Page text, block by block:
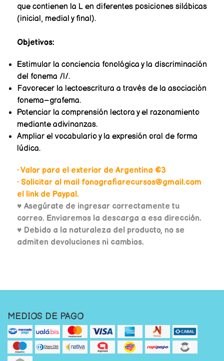
que contienen la L en diferentes posiciones silábicas
(inicial, medial y final).
Objetivos:
Estimular la conciencia fonológica y la discriminación
del fonema /l/.
Favorecer la lectoescritura a través de la asociación
fonema–grafema.
Potenciar la comprensión lectora y el razonamiento
mediante adivinanzas.
Ampliar el vocabulario y la expresión oral de forma
lúdica.
• Valor para el exterior de Argentina €3
• Solicitar al mail fonografiarecursos@gmail.com
el link de Paypal.
♥ Asegúrate de ingresar correctamente tu
correo. Enviaremos la descarga a esa dirección.
♥ Debido a la naturaleza del producto, no se
admiten devoluciones ni cambios.
MEDIOS DE PAGO